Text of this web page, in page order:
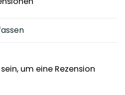
um eine Rezension